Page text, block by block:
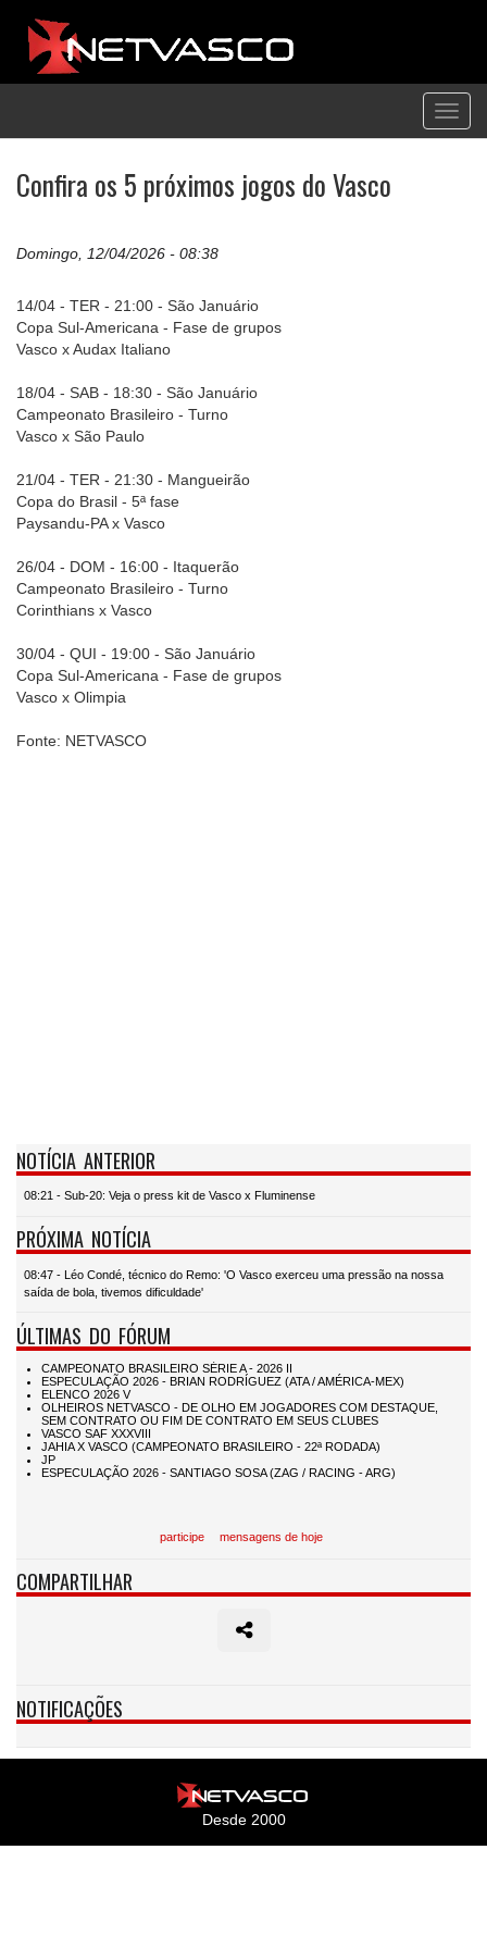
Confira os 5 próximos jogos do Vasco
Domingo, 12/04/2026 - 08:38
14/04 - TER - 21:00 - São Januário
Copa Sul-Americana - Fase de grupos
Vasco x Audax Italiano
18/04 - SAB - 18:30 - São Januário
Campeonato Brasileiro - Turno
Vasco x São Paulo
21/04 - TER - 21:30 - Mangueirão
Copa do Brasil - 5ª fase
Paysandu-PA x Vasco
26/04 - DOM - 16:00 - Itaquerão
Campeonato Brasileiro - Turno
Corinthians x Vasco
30/04 - QUI - 19:00 - São Januário
Copa Sul-Americana - Fase de grupos
Vasco x Olimpia
Fonte: NETVASCO
NOTÍCIA ANTERIOR
08:21 - Sub-20: Veja o press kit de Vasco x Fluminense
PRÓXIMA NOTÍCIA
08:47 - Léo Condé, técnico do Remo: 'O Vasco exerceu uma pressão na nossa
saída de bola, tivemos dificuldade'
ÚLTIMAS DO FÓRUM
participe mensagens de hoje
COMPARTILHAR
NOTIFICAÇÕES
Desde 2000